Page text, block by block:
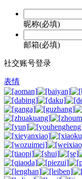
昵称(必填)
邮箱(必填)
社交账号登录
表情